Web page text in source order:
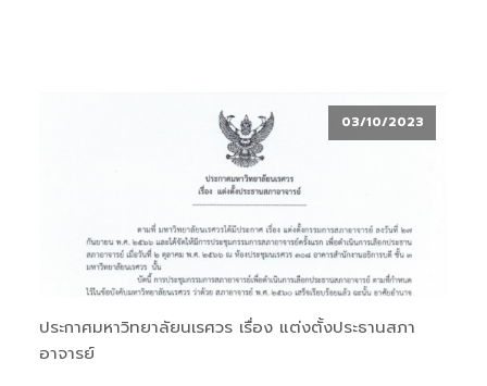
03/10/2023
ประกาศมหาวิทยาลัยนเรศวร เรื่อง แต่งตั้งประธานสภา
อาจารย์